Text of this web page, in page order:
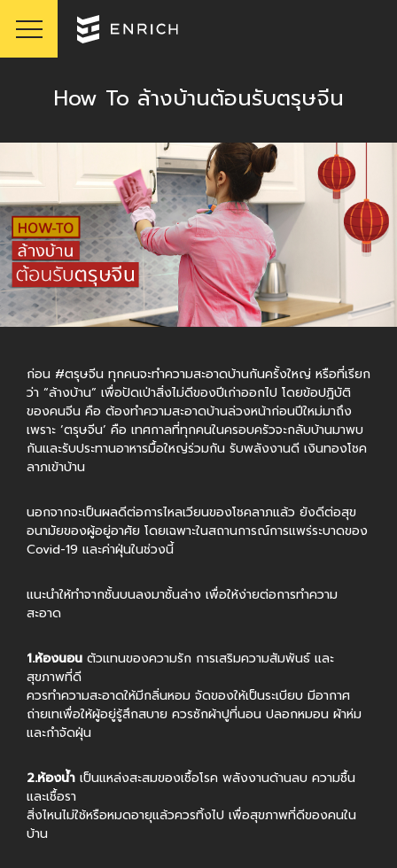
How To ล้างบ้านต้อนรับตรุษจีน
ก่อน #ตรุษจีน ทุกคนจะทำความสะอาดบ้านกันครั้งใหญ่ หรือที่เรียก
ว่า “ล้างบ้าน” เพื่อปัดเป่าสิ่งไม่ดีของปีเก่าออกไป โดยข้อปฎิบัติ
ของคนจีน คือ ต้องทำความสะอาดบ้านล่วงหน้าก่อนปีใหม่มาถึง
เพราะ ‘ตรุษจีน’ คือ เทศกาลที่ทุกคนในครอบครัวจะกลับบ้านมาพบ
กันและรับประทานอาหารมื้อใหญ่ร่วมกัน รับพลังงานดี เงินทองโชค
ลาภเข้าบ้าน
นอกจากจะเป็นผลดีต่อการไหลเวียนของโชคลาภแล้ว ยังดีต่อสุข
อนามัยของผู้อยู่อาศัย โดยเฉพาะในสถานการณ์การแพร่ระบาดของ
Covid-19 และค่าฝุ่นในช่วงนี้
แนะนำให้ทำจากชั้นบนลงมาชั้นล่าง เพื่อให้ง่ายต่อการทำความ
สะอาด
1.ห้องนอน ตัวแทนของความรัก การเสริมความสัมพันธ์ และ
สุขภาพที่ดี
ควรทำความสะอาดให้มีกลิ่นหอม จัดของให้เป็นระเบียบ มีอากาศ
ถ่ายเทเพื่อให้ผู้อยู่รู้สึกสบาย ควรซักผ้าปูที่นอน ปลอกหมอน ผ้าห่ม
และกำจัดฝุ่น
2.ห้องน้ำ เป็นแหล่งสะสมของเชื้อโรค พลังงานด้านลบ ความชื้น
และเชื้อรา
สิ่งไหนไม่ใช้หรือหมดอายุแล้วควรทิ้งไป เพื่อสุขภาพที่ดีของคนใน
บ้าน